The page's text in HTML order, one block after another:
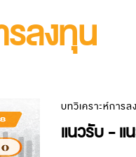
รลงทุน
บทวิเคราะห์การล
แนวรับ - แ